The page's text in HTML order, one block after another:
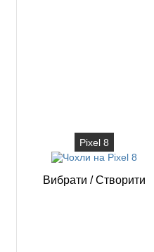
Pixel 8
Вибрати / Створити